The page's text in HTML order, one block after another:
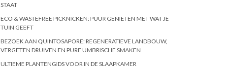
STAAT
ECO & WASTEFREE PICKNICKEN: PUUR GENIETEN MET WAT JE
TUIN GEEFT
BEZOEK AAN QUINTOSAPORE: REGENERATIEVE LANDBOUW,
VERGETEN DRUIVEN EN PURE UMBRISCHE SMAKEN
ULTIEME PLANTENGIDS VOOR IN DE SLAAPKAMER